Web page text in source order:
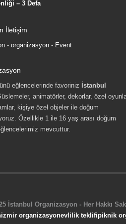
– 3 Defa
İletişim
- organizasyon - Event
eğlencelerinde favoriniz İstanbul
animatörler, dekorlar, özel
kişiye özel objeler ile doğum
Özellikle 1 ile 16 yaş arası doğum
mevcuttur.
İstanbul Organizasyon - Her Hakkı
izmir organizasyonevlilik teklifipiknik